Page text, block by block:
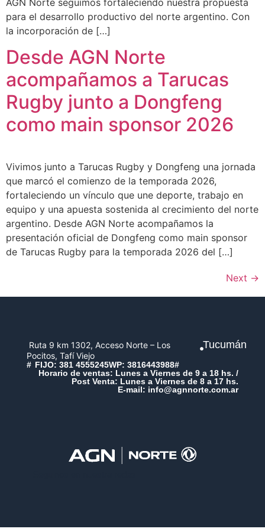
para el desarrollo productivo del norte argentino. Con
la incorporación de […]
Desde AGN Norte
acompañamos a Tarucas
Rugby junto a Dongfeng
como main sponsor 2026
Vivimos junto a Tarucas Rugby y Dongfeng una jornada
que marcó el comienzo de la temporada 2026,
fortaleciendo un vínculo que une deporte, trabajo en
equipo y una apuesta sostenida al crecimiento del norte
argentino. Desde AGN Norte acompañamos la
presentación oficial de Dongfeng como main sponsor
de Tarucas Rugby para la temporada 2026 del […]
Next →
Ruta 9 km 1302, Acceso Norte – Los
Pocitos, Tafí Viejo
Tucumán
WP: 3816443988
# FIJO: 381 4555245
#
Horario de ventas: Lunes a Viernes de 9 a 18 hs. /
Post Venta: Lunes a Viernes de 8 a 17 hs.
E-mail: info@agnnorte.com.ar